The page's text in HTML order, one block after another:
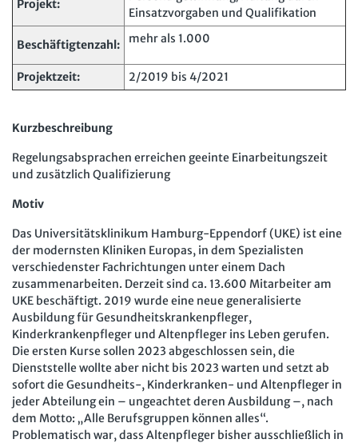
Projekt:
Einsatzvorgaben und Qualifikation
Beschäftigtenzahl: mehr als 1.000
Projektzeit: 2/2019 bis 4/2021
Kurzbeschreibung
Regelungsabsprachen erreichen geeinte Einarbeitungszeit
und zusätzlich Qualifizierung
Motiv
Das Universitätsklinikum Hamburg-Eppendorf (UKE) ist eine
der modernsten Kliniken Europas, in dem Spezialisten
verschiedenster Fachrichtungen unter einem Dach
zusammenarbeiten. Derzeit sind ca. 13.600 Mitarbeiter am
UKE beschäftigt. 2019 wurde eine neue generalisierte
Ausbildung für Gesundheitskrankenpfleger,
Kinderkrankenpfleger und Altenpfleger ins Leben gerufen.
Die ersten Kurse sollen 2023 abgeschlossen sein, die
Dienststelle wollte aber nicht bis 2023 warten und setzt ab
sofort die Gesundheits-, Kinderkranken- und Altenpfleger in
jeder Abteilung ein – ungeachtet deren Ausbildung –, nach
dem Motto: „Alle Berufsgruppen können alles“.
Problematisch war, dass Altenpfleger bisher ausschließlich in